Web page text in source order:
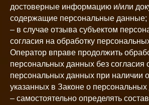
достоверные информацию и/или
содержащие персональные данные;
– в случае отзыва субъектом
согласия на обработку
Оператор вправе продолжить
персональных данных без согласия
персональных данных при наличии
указанных в Законе о
– самостоятельно определять